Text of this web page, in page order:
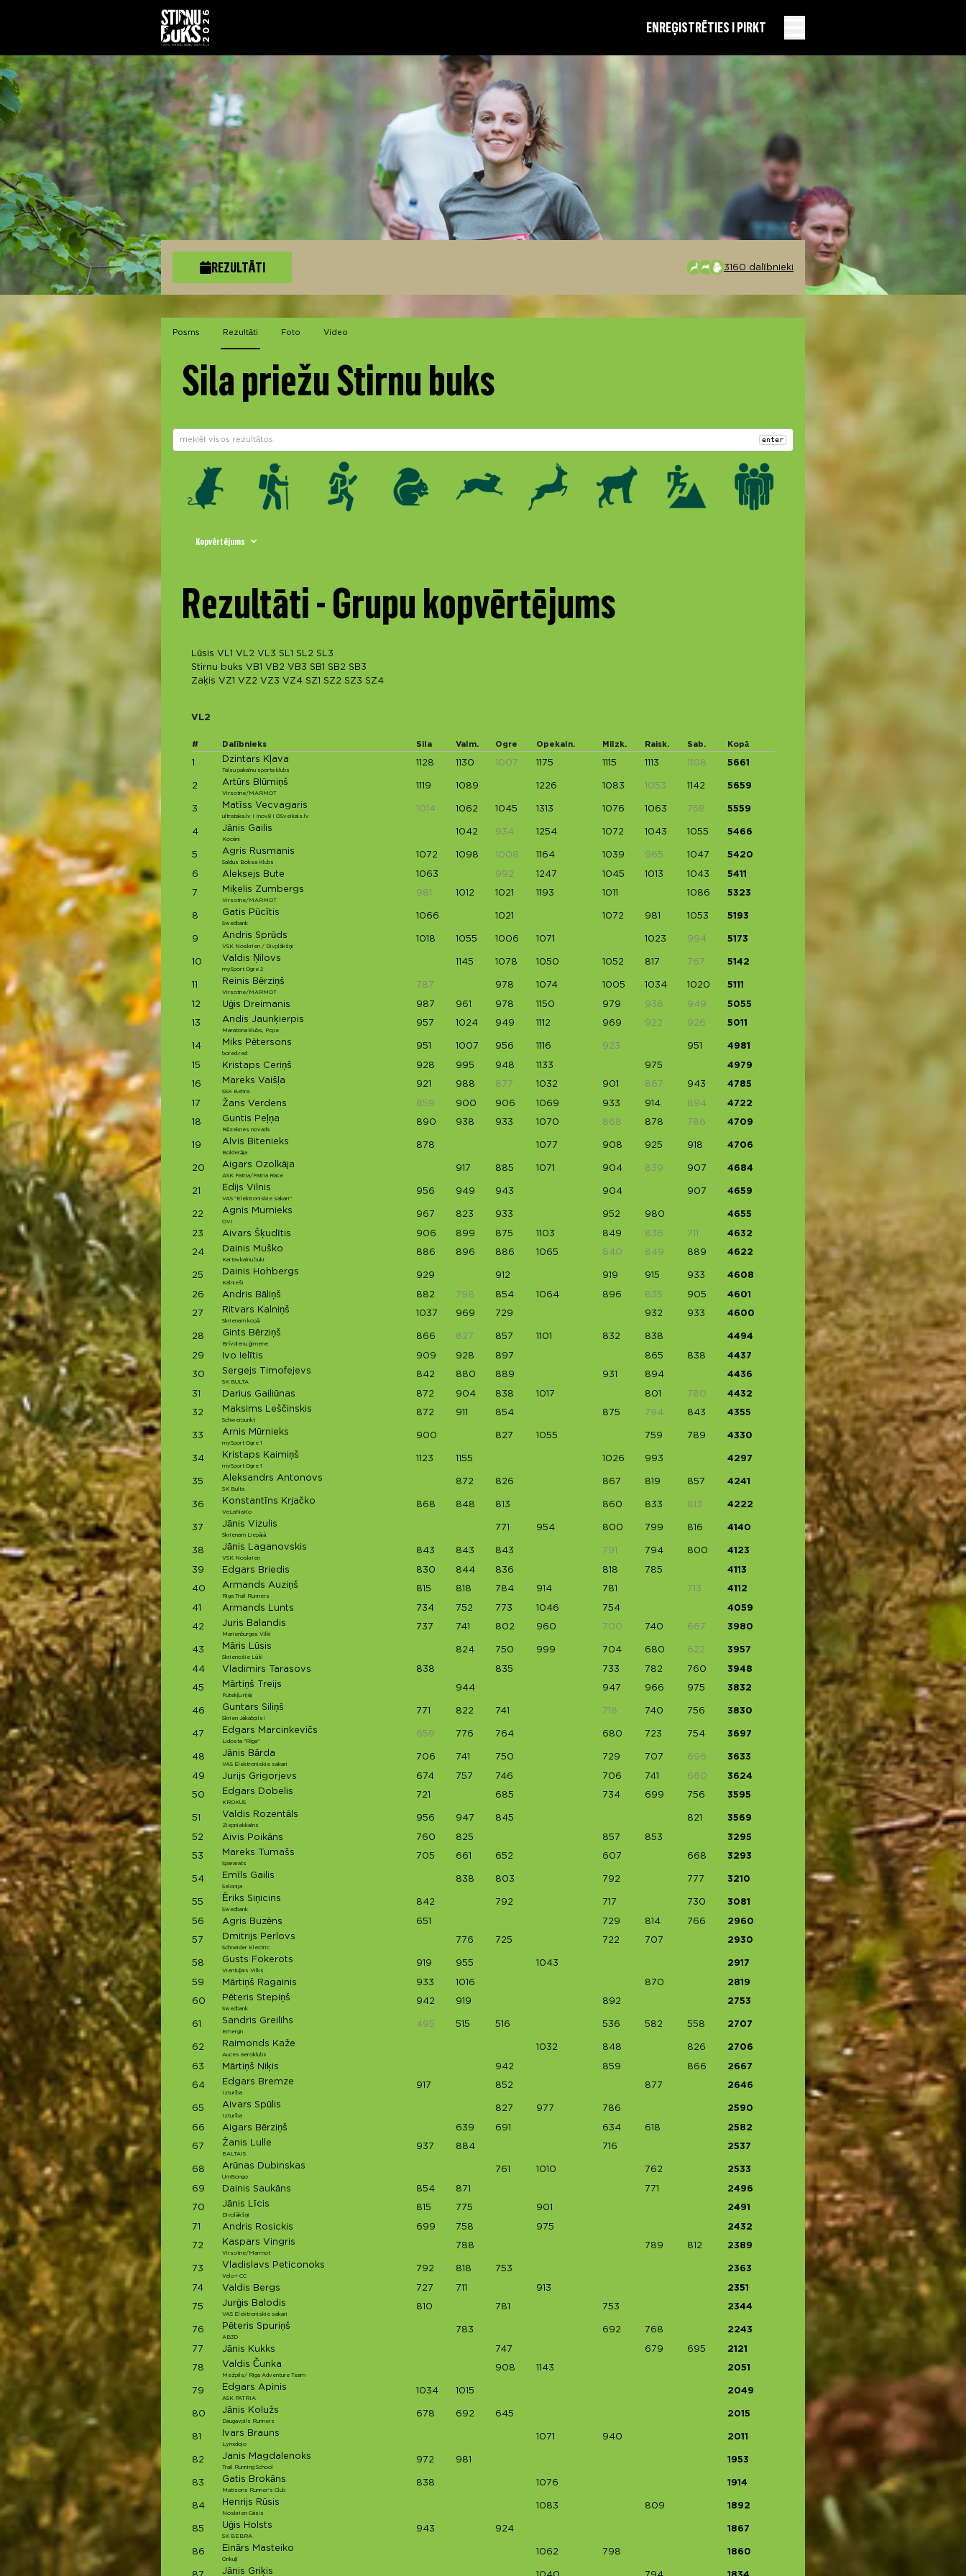
ENREĢISTRĒTIES I PIRKT
REZULTĀTI 3160 dalībnieki
Posms Rezultāti Foto Video
Sila priežu Stirnu buks
enter
Kopvērtējums
Rezultāti - Grupu kopvērtējums
Lūsis VL1 VL2 VL3 SL1 SL2 SL3
Stirnu buks VB1 VB2 VB3 SB1 SB2 SB3
Zaķis VZ1 VZ2 VZ3 VZ4 SZ1 SZ2 SZ3 SZ4
VL2
# Dalībnieks Sila Valm. Ogre Opekaln. Milzk. Raisk. Sab. Kopā
1 Dzintars Kļava
Talsu pakalnu sporta klubs
1128 1130 1007 1175 1115 1113 1108 5661
2 Artūrs Blūmiņš
Virsotne/MARMOT
1119 1089 1226 1083 1053 1142 5659
3 Matīss Vecvagaris
ultrataka.lv I Inov8 I OSveikals.lv
1014 1062 1045 1313 1076 1063 758 5559
4 Jānis Gailis
Kocēni
1042 934 1254 1072 1043 1055 5466
5 Agris Rusmanis
Saldus Boksa Klubs
1072 1098 1008 1164 1039 965 1047 5420
6 Aleksejs Bute 1063 992 1247 1045 1013 1043 5411
7 Miķelis Zumbergs
Virsotne/MARMOT
981 1012 1021 1193 1011 1086 5323
8 Gatis Pūcītis
Swedbank
1066 1021 1072 981 1053 5193
9 Andris Sprūds
VSK Noskrien / Divplākšņi
1018 1055 1006 1071 1023 994 5173
10 Valdis Ņilovs
mySport Ogre 2
1145 1078 1050 1052 817 767 5142
11 Reinis Bērziņš
Virsotne/MARMOT
787 978 1074 1005 1034 1020 5111
12 Uģis Dreimanis 987 961 978 1150 979 938 949 5055
13 Andis Jaunķierpis
Maratona klubs, Pope
957 1024 949 1112 969 922 926 5011
14 Miks Pētersons
bored.red
951 1007 956 1116 923 951 4981
15 Kristaps Ceriņš 928 995 948 1133 975 4979
16 Mareks Vaišļa
SSK Bebra
921 988 877 1032 901 867 943 4785
17 Žans Verdens 859 900 906 1069 933 914 894 4722
18 Guntis Peļņa
Rēzeknes novads
890 938 933 1070 868 878 786 4709
19 Alvis Bitenieks
Bolderāja
878 1077 908 925 918 4706
20 Aigars Ozolkāja
ASK Patria/Patria Race
917 885 1071 904 839 907 4684
21 Edijs Vilnis
VAS "Elektroniskie sakari"
956 949 943 904 907 4659
22 Agnis Murnieks
OVI
967 823 933 952 980 4655
23 Aivars Šķudītis 906 899 875 1103 849 836 711 4632
24 Dainis Muško
Kartavkalnu buki
886 896 886 1065 840 849 889 4622
25 Dainis Hohbergs
Kalnieši
929 912 919 915 933 4608
26 Andris Bāliņš 882 798 854 1064 896 835 905 4601
27 Ritvars Kalniņš
Skrienam kopā
1037 969 729 932 933 4600
28 Gints Bērziņš
Brīvdienu ģimene
866 827 857 1101 832 838 4494
29 Ivo Ielītis 909 928 897 865 838 4437
30 Sergejs Timofejevs
SK BULTA
842 880 889 931 894 4436
31 Darius Gailiūnas 872 904 838 1017 801 780 4432
32 Maksims Leščinskis
Schwerpunkt
872 911 854 875 794 843 4355
33 Arnis Mūrnieks
mySport Ogre 1
900 827 1055 759 789 4330
34 Kristaps Kaimiņš
mySport Ogre 1
1123 1155 1026 993 4297
35 Aleksandrs Antonovs
SK Bulta
872 826 867 819 857 4241
36 Konstantīns Krjačko
VeLaNaKo
868 848 813 860 833 813 4222
37 Jānis Vizulis
Skrienam Liepājā
771 954 800 799 816 4140
38 Jānis Laganovskis
VSK Noskrien
843 843 843 791 794 800 4123
39 Edgars Briedis 830 844 836 818 785 4113
40 Armands Auziņš
Riga Trail Runners
815 818 784 914 781 713 4112
41 Armands Lunts 734 752 773 1046 754 4059
42 Juris Balandis
Marienburgas Vilki
737 741 802 960 700 740 667 3980
43 Māris Lūsis
Skrienošie Lūši
824 750 999 704 680 622 3957
44 Vladimirs Tarasovs 838 835 733 782 760 3948
45 Mārtiņš Treijs
Putekļu rijēj
944 947 966 975 3832
46 Guntars Siliņš
Skrien Jēkabpils!
771 822 741 718 740 756 3830
47 Edgars Marcinkevičs
Lidosta "Rīga"
659 776 764 680 723 754 3697
48 Jānis Bārda
VAS Elektroniskie sakari
706 741 750 729 707 696 3633
49 Jurijs Grigorjevs 674 757 746 706 741 660 3624
50 Edgars Dobelis
KROKUS
721 685 734 699 756 3595
51 Valdis Rozentāls
Ziepniekkalns
956 947 845 821 3569
52 Aivis Poikāns 760 825 857 853 3295
53 Mareks Tumašs
Spararats
705 661 652 607 668 3293
54 Emīls Gailis
Selonija
838 803 792 777 3210
55 Ēriks Siņicins
Swedbank
842 792 717 730 3081
56 Agris Buzēns 651 729 814 766 2960
57 Dmitrijs Perlovs
Schneider Electric
776 725 722 707 2930
58 Gusts Fokerots
Vientuļais Vilks
919 955 1043 2917
59 Mārtiņš Ragainis 933 1016 870 2819
60 Pēteris Stepiņš
Swedbank
942 919 892 2753
61 Sandris Greilihs
Emergn
495 515 516 536 582 558 2707
62 Raimonds Kaže
Auces aeroklubs
1032 848 826 2706
63 Mārtiņš Niķis 942 859 866 2667
64 Edgars Bremze
Izturība
917 852 877 2646
65 Aivars Spūlis
Izturība
827 977 786 2590
66 Aigars Bērziņš 639 691 634 618 2582
67 Žanis Lulle
BALTAIS
937 884 716 2537
68 Arūnas Dubinskas
UmBongo
761 1010 762 2533
69 Dainis Saukāns 854 871 771 2496
70 Jānis Līcis
Divplākšņi
815 775 901 2491
71 Andris Rosickis 699 758 975 2432
72 Kaspars Vingris
Virsotne/Marmot
788 789 812 2389
73 Vladislavs Peticonoks
Velo+ CC
792 818 753 2363
74 Valdis Bergs 727 711 913 2351
75 Jurģis Balodis
VAS Elektroniskie sakari
810 781 753 2344
76 Pēteris Spuriņš
AB3D
783 692 768 2243
77 Jānis Kukks 747 679 695 2121
78 Valdis Čunka
Mežpils/ Riga Adventure Team
908 1143 2051
79 Edgars Apinis
ASK PATRIA
1034 1015 2049
80 Jānis Kolužs
Daugavpils Runners
678 692 645 2015
81 Ivars Brauns
Lynxdojo
1071 940 2011
82 Janis Magdalenoks
Trail Running School
972 981 1953
83 Gatis Brokāns
Matisons Runner's Club
838 1076 1914
84 Henrijs Rūsis
Noskrien Cēsis
1083 809 1892
85 Uģis Holsts
SK BEBRA
943 924 1867
86 Einārs Masteiko
Onkuļi
1062 798 1860
Jānis Griķis